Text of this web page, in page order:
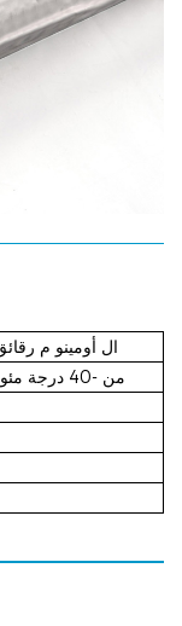
ال أومينو م
من -40 درجة مئوية إلى 200 درجة مئوية